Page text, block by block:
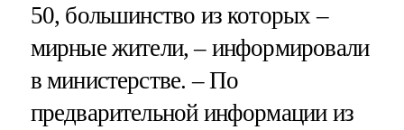
50, большинство из которых –
мирные жители, – информировали
в министерстве. – По
предварительной информации из